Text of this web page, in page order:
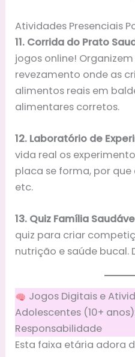
Atividades Presenciais
11. Corrida do Prato
jogos online!
revezamento onde as
alimentos reais em
alimentares corretos.
12. Laboratório de
vida real os
placa se forma, por
etc.
13. Quiz Família
quiz para criar
nutrição e saúde bucal.
Jogos Digitais e
Adolescentes (10+
Responsabilidade
Esta faixa etária adora